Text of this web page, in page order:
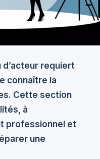
d’acteur requiert
connaître la
Cette section
à
professionnel et
une